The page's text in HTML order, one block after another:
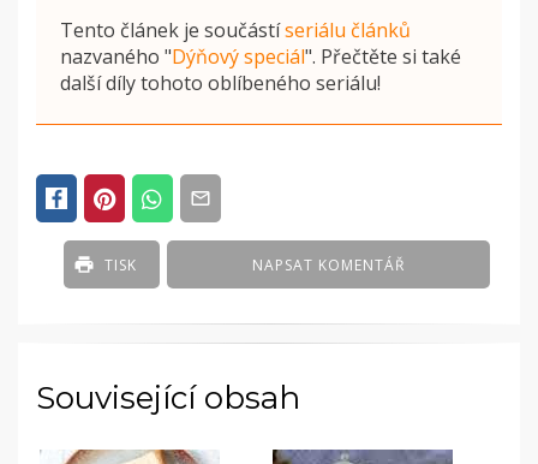
Tento článek je součástíseriálu článků
nazvaného "Dýňový speciál". Přečtěte si také
další díly tohoto oblíbeného seriálu!
NAPSAT KOMENTÁŘ
TISK
Související obsah